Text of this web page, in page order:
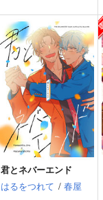
君とネバーエンド
はるをつれて / 春屋